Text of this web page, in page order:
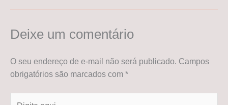
Deixe um comentário
O seu endereço de e-mail não será publicado. Campos
obrigatórios são marcados com *